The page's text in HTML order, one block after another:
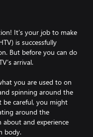
It’s your job to make
is successfully
But before you can do
arrival.
you are used to on
spinning around the
careful, you might
around the
about and experience
body.